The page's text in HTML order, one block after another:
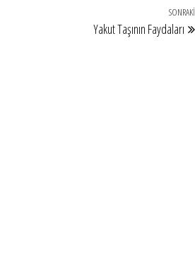
SONRAKI
Yakut Taşının Faydaları